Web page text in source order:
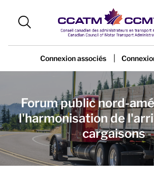
Connexion associés
Forum public nord-
l'harmonisation de
cargaisons